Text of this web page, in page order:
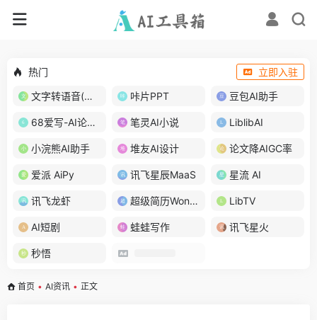
热门
立即入驻
文字转语音(琅琅配音)
咔片PPT 豆包AI助手
68爱写-AI论文写作 笔灵AI小说 LiblibAI
小浣熊AI助手 堆友AI设计 论文降AIGC率
爱派 AiPy 讯飞星辰MaaS 星流 AI
讯飞龙虾 超级简历WonderCV LibTV
AI短剧 蛙蛙写作 讯飞星火
秒悟
首页 • AI资讯 • 正文